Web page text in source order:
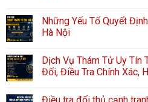
Những Yếu Tố Quyết
Hà Nội
Dịch Vụ Thám Tử Uy
Đối, Điều Tra Chính Xác,